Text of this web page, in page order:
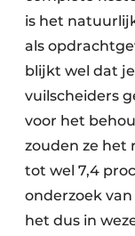
is het
als
blijkt wel dat
vuilscheiders
voor het
zouden ze
tot wel 7,4
onderzoek
het dus in